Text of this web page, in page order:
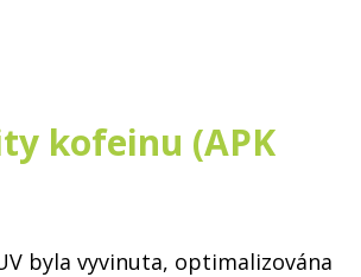
kofeinu (APK
byla vyvinuta, optimalizována